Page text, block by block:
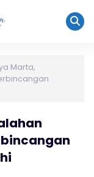
Marta,